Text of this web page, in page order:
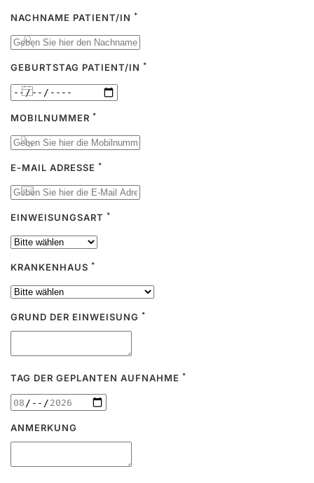
NACHNAME PATIENT/IN *
GEBURTSTAG PATIENT/IN *
MOBILNUMMER *
E-MAIL ADRESSE *
EINWEISUNGSART *
KRANKENHAUS *
GRUND DER EINWEISUNG *
TAG DER GEPLANTEN AUFNAHME *
ANMERKUNG